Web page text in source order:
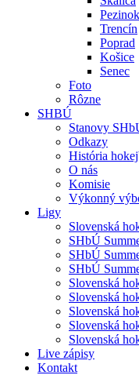
Pezinok
Trencín
Poprad
Košice
Senec
Foto
Rôzne
SHBÚ
Stanovy
Odkazy
História
O nás
Komisie
Výkonný
Ligy
Slovenská
SHbÚ
SHbÚ
SHbÚ
Slovenská
Slovenská
Slovenská
Slovenská
Slovenská
Live zápisy
Kontakt